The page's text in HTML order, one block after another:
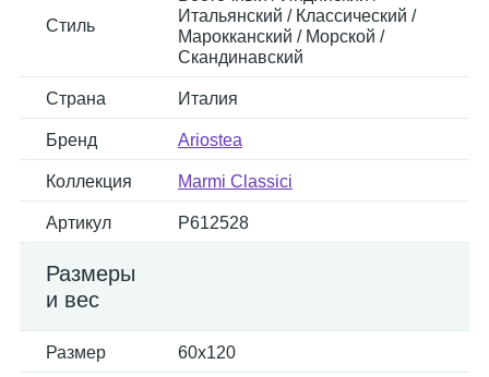
Стиль
Итальянский / Классический /
Марокканский / Морской /
Скандинавский
Страна Италия
Бренд Ariostea
Коллекция Marmi Classici
Артикул P612528
Размеры
и вес
Размер 60x120